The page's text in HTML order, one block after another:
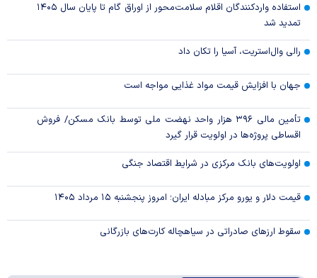
استفاده واردکنندگان اقلام سلامت‌محور از اوراق گام تا پایان سال ۱۴۰۵
تمدید شد
رالی وال‌استریت، آسیا را تکان داد
جهان با افزایش قیمت مواد غذایی مواجه است
تأمین مالی ۳۹۶ هزار واحد نهضت ملی توسط بانک مسکن/ فروش
اقساطی پروژه‌ها در اولویت قرار گیرد
اولویت‌های بانک مرکزی در شرایط اقتصاد جنگی
قیمت دلار و یورو مرکز مبادله ایران؛ امروز پنجشنبه ۱۵ مرداد ۱۴۰۵
سقوط ارزهای صادراتی در سیاهچاله کارت‌های بازرگانی